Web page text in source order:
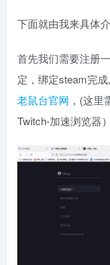
下面就由我来具体
首先我们需要注册
定，绑定steam完
老鼠台官网 ，(这
Twitch-加速浏览器）